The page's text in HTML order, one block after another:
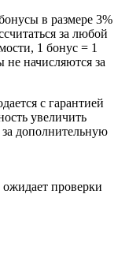
в размере 3%
за любой
1 бонус = 1
начисляются за
с гарантией
увеличить
дополнительную
проверки